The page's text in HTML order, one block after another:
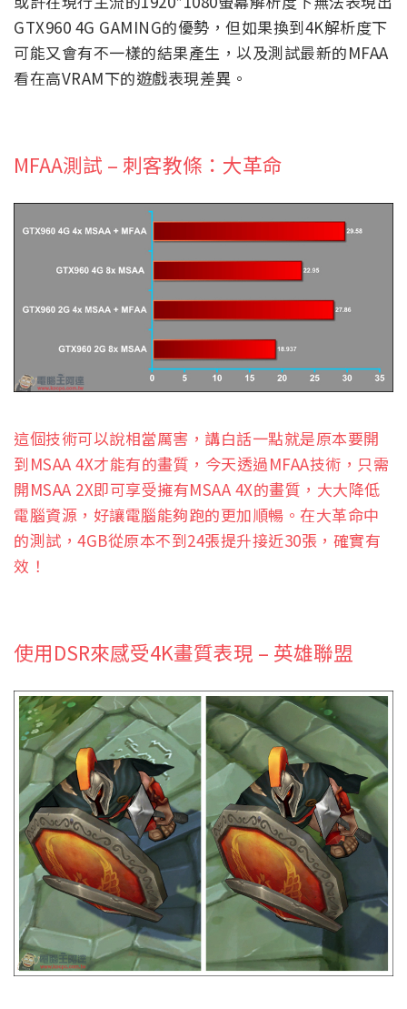
GTX960 4G GAMING的優勢，但如果換到4K解析度下
可能又會有不一樣的結果產生，以及測試最新的MFAA
看在高VRAM下的遊戲表現差異。
MFAA測試 – 刺客教條：大革命
這個技術可以說相當厲害，講白話一點就是原本要開
到MSAA 4X才能有的畫質，今天透過MFAA技術，只需
開MSAA 2X即可享受擁有MSAA 4X的畫質，大大降低
電腦資源，好讓電腦能夠跑的更加順暢。在大革命中
的測試，4GB從原本不到24張提升接近30張，確實有
效！
使用DSR來感受4K畫質表現 – 英雄聯盟